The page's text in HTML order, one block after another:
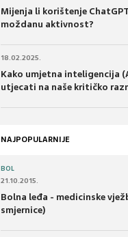
Mijenja li korištenje
moždanu aktivnost?
18.02.2025.
Kako umjetna inteligencija
utjecati na naše kritičko
NAJPOPULARNIJE
BOL
21.10.2015.
Bolna leđa - medicinske
smjernice)